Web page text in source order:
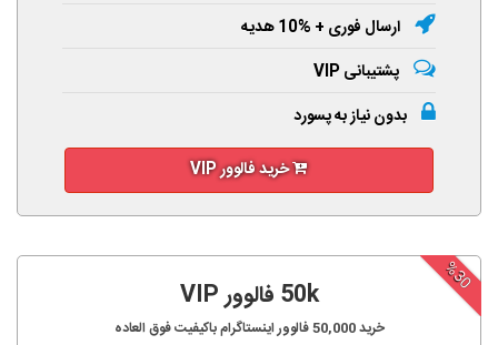
ارسال فوری + %10 هدیه
پشتیبانی VIP
بدون نیاز به پسورد
خرید فالوور VIP
%30
50k فالوور VIP
خرید50,000فالوور اینستاگرام باکیفیت فوق العاده